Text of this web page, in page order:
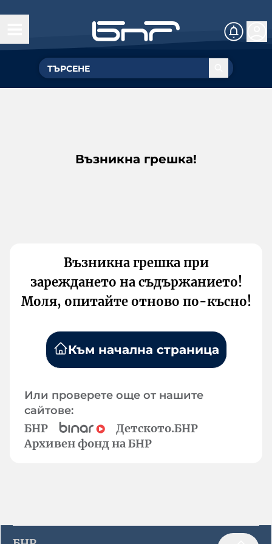
Възникна грешка!
Възникна грешка при
зареждането на съдържанието!
Моля, опитайте отново по-късно!
Към начална страница
Или проверете още от нашите
сайтове:
БНР
Детското.БНР
Архивен фонд на БНР